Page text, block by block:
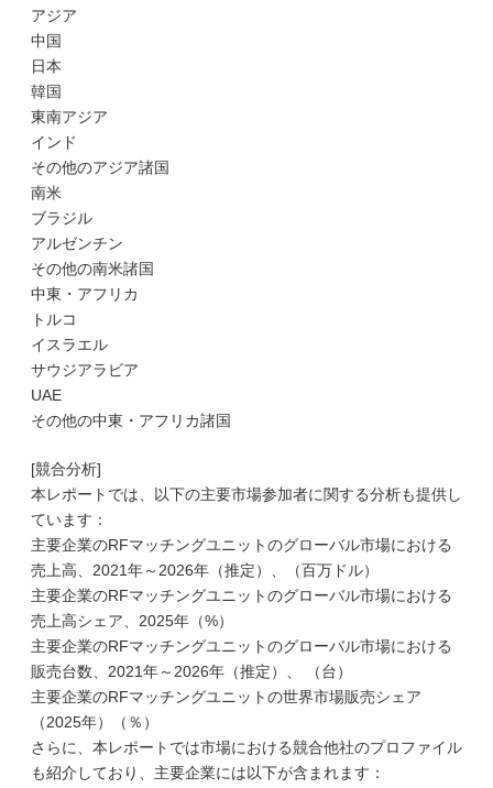
アジア
中国
日本
韓国
東南アジア
インド
その他のアジア諸国
南米
ブラジル
アルゼンチン
その他の南米諸国
中東・アフリカ
トルコ
イスラエル
サウジアラビア
UAE
その他の中東・アフリカ諸国
[競合分析]
本レポートでは、以下の主要市場参加者に関する分析も提供し
ています：
主要企業のRFマッチングユニットのグローバル市場における
売上高、2021年～2026年（推定）、（百万ドル）
主要企業のRFマッチングユニットのグローバル市場における
売上高シェア、2025年（%）
主要企業のRFマッチングユニットのグローバル市場における
販売台数、2021年～2026年（推定）、 （台）
主要企業のRFマッチングユニットの世界市場販売シェア
（2025年）（％）
さらに、本レポートでは市場における競合他社のプロファイル
も紹介しており、主要企業には以下が含まれます：